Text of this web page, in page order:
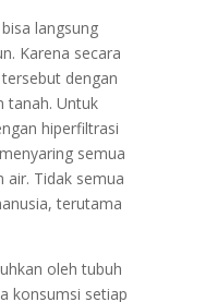
langsung
Karena secara
dengan
tanah. Untuk
hiperfiltrasi
semua
air. Tidak semua
terutama
oleh tubuh
konsumsi setiap